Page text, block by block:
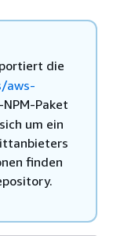
die
aws-
-NPM-Paket
um ein
finden